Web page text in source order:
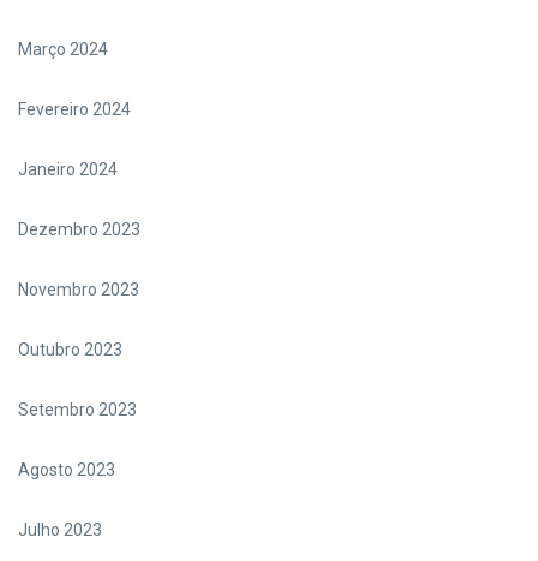
Março 2024
Fevereiro 2024
Janeiro 2024
Dezembro 2023
Novembro 2023
Outubro 2023
Setembro 2023
Agosto 2023
Julho 2023